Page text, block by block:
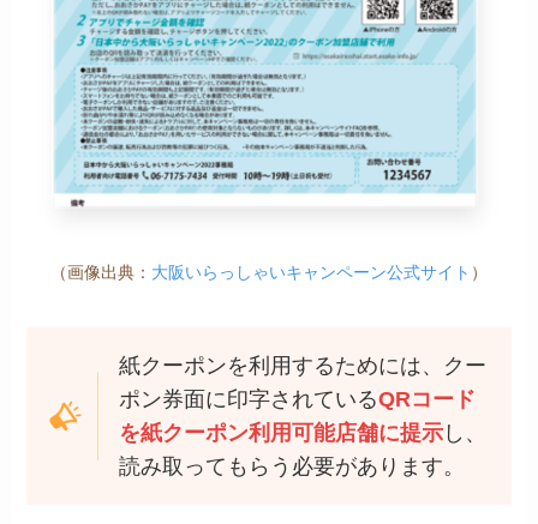
（画像出典： 大阪いらっしゃいキャンペーン公式サイト ）
紙クーポンを利用するためには、クー
ポン券面に印字されているQRコード
を紙クーポン利用可能店舗に提示し、
読み取ってもらう必要があります。